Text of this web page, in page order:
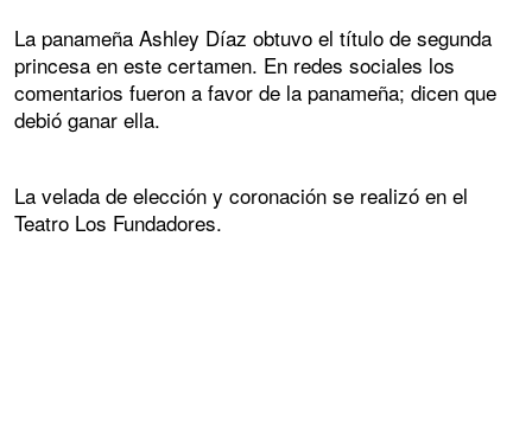
La panameña Ashley Díaz obtuvo el título de segunda
princesa en este certamen. En redes sociales los
comentarios fueron a favor de la panameña; dicen que
debió ganar ella.
La velada de elección y coronación se realizó en el
Teatro Los Fundadores.